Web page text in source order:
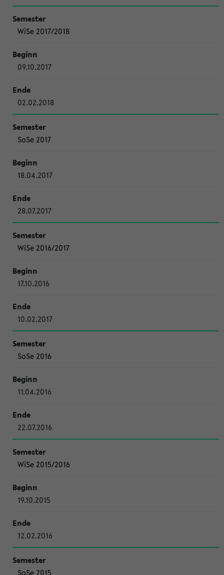
WiSe 2017/2018
09.10.2017
02.02.2018
SoSe 2017
18.04.2017
28.07.2017
WiSe 2016/2017
17.10.2016
10.02.2017
SoSe 2016
11.04.2016
22.07.2016
WiSe 2015/2016
19.10.2015
12.02.2016
SoSe 2015